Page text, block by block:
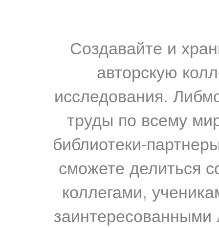
Создавайте и
авторскую
исследования.
труды по всему
библиотеки-
сможете делиться
коллегами,